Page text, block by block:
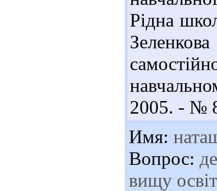
Рідна
2005. - №
Имя:
Вопрос:
вищу